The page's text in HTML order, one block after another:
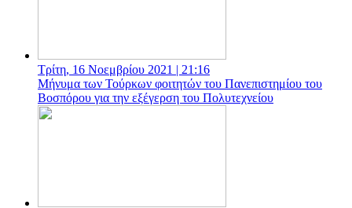
Τρίτη, 16 Νοεμβρίου 2021 | 21:16
Μήνυμα των Τούρκων φοιτητών του Πανεπιστημίου του
Βοσπόρου για την εξέγερση του Πολυτεχνείου